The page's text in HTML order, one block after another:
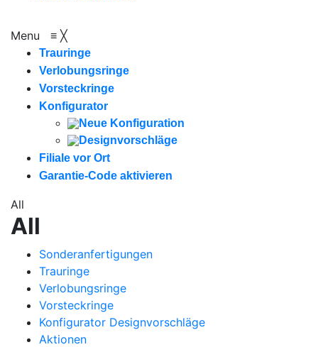
Menu ≡ ╳
Trauringe
Verlobungsringe
Vorsteckringe
Konfigurator
Neue Konfiguration
Designvorschläge
Filiale vor Ort
Garantie-Code aktivieren
All
All
Sonderanfertigungen
Trauringe
Verlobungsringe
Vorsteckringe
Konfigurator Designvorschläge
Aktionen